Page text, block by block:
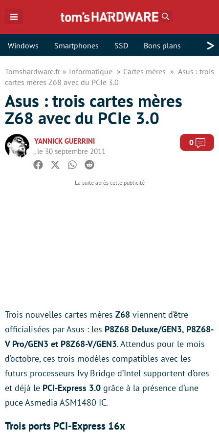
Windows Smartphones SSD Bons plans >
Tomshardware.fr Informatique Cartes mères
Asus : trois
cartes mères Z68 avec du PCIe 3.0
Asus : trois cartes mères
Z68 avec du PCIe 3.0
YANNICK GUERRINI
, le 30 septembre 2011
0
Facebook
TwitterWhatsapp
Reddit
Trois nouvelles cartes mères Z68 viennent d’être
officialisées par Asus : les P8Z68 Deluxe/GEN3, P8Z68-
V Pro/GEN3 et P8Z68-V/GEN3. Attendus pour le mois
d’octobre, ces trois modèles compatibles avec les
futurs processeurs Ivy Bridge d’Intel supportent d’ores
et déjà le PCI-Express 3.0 grâce à la présence d’une
puce Asmedia ASM1480 IC.
Trois ports PCI-Express 16x